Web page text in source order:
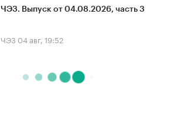
ЧЭЗ. Выпуск от 04.08.2026, часть 3
ЧЭЗ 04 авг, 19:52